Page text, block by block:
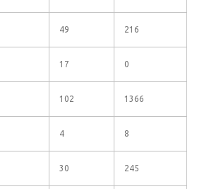
49 216
17 0
102 1366
4 8
30 245